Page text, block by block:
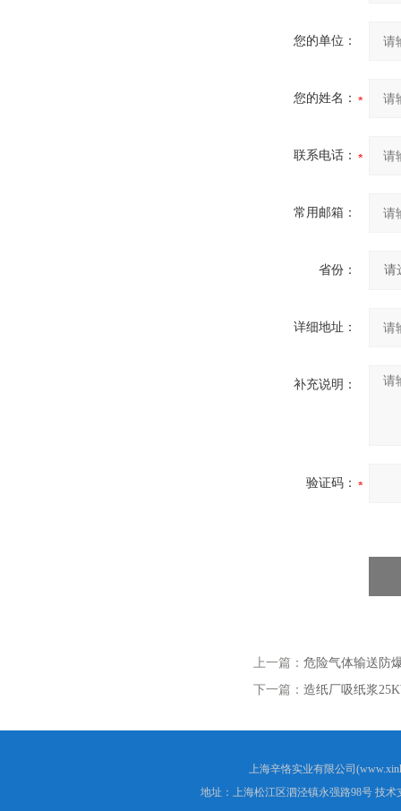
您的单位：
您的姓名：
联系电话：
常用邮箱：
省份：
详细地址：
补充说明：
验证码：
上一篇： 危险气体输送防
下一篇： 造纸厂吸纸浆
上海辛恪实业有限公司
地址：上海松江区泗泾镇永强路98号 技术